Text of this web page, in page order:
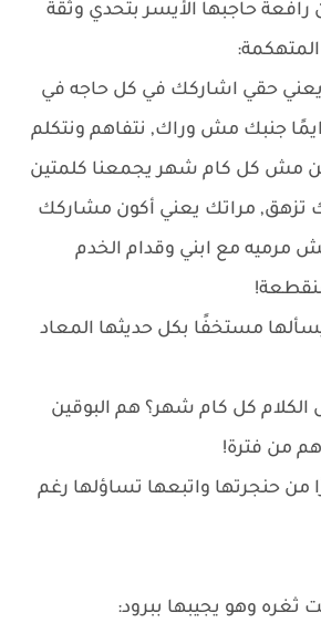
حاجبها الأيسر بتحدي وثقة
يعني حقي اشاركك في كل حاجه في
جنبك مش وراك, نتفاهم ونتكلم
مش كل كام شهر يجمعنا كلمتين
تزهق, مراتك يعني أكون مشاركك
مع ابني وقدام الخدم
مستخفًا بكل حديثها المعاد
كل كام شهر؟ هم البوقين
من فترة!
حنجرتها واتبعها تساؤلها رغم
ثغره وهو يجيبها ببرود: